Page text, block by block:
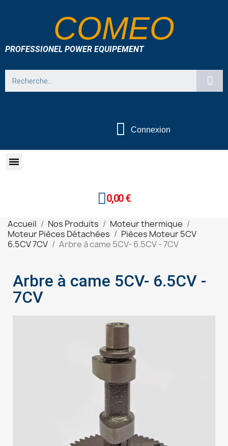
COMEO
PROFESSIONEL POWER EQUIPEMENT
Connexion
0,00 €
Accueil Nos Produits
Moteur thermique
Moteur Pièces Détachées
Pièces Moteur 5CV
6.5CV 7CV
Arbre à came 5CV- 6.5CV - 7CV
Arbre à came 5CV- 6.5CV -
7CV